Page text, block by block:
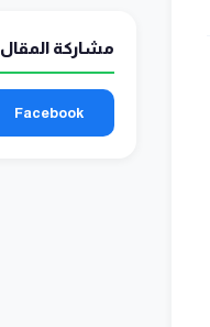
مشاركة المقال
Facebook